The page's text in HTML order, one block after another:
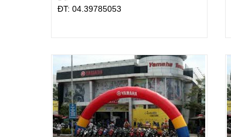
ÐT: 04.39785053